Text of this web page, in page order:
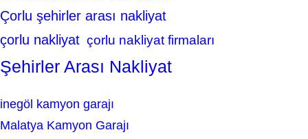
Çorlu şehirler arası nakliyat
çorlu nakliyat çorlu nakliyat firmaları
Şehirler Arası Nakliyat
inegöl kamyon garajı
Malatya Kamyon Garajı